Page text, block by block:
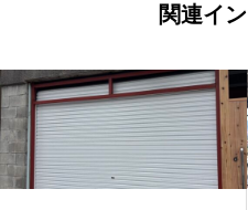
関連イ